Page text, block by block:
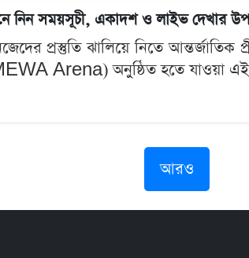
নিন সময়সূচী, একাদশ ও লাইভ দেখার
প্রস্তুতি ঝালিয়ে নিতে আন্তর্জাতিক
Arena) অনুষ্ঠিত হতে যাওয়া এই
আরও